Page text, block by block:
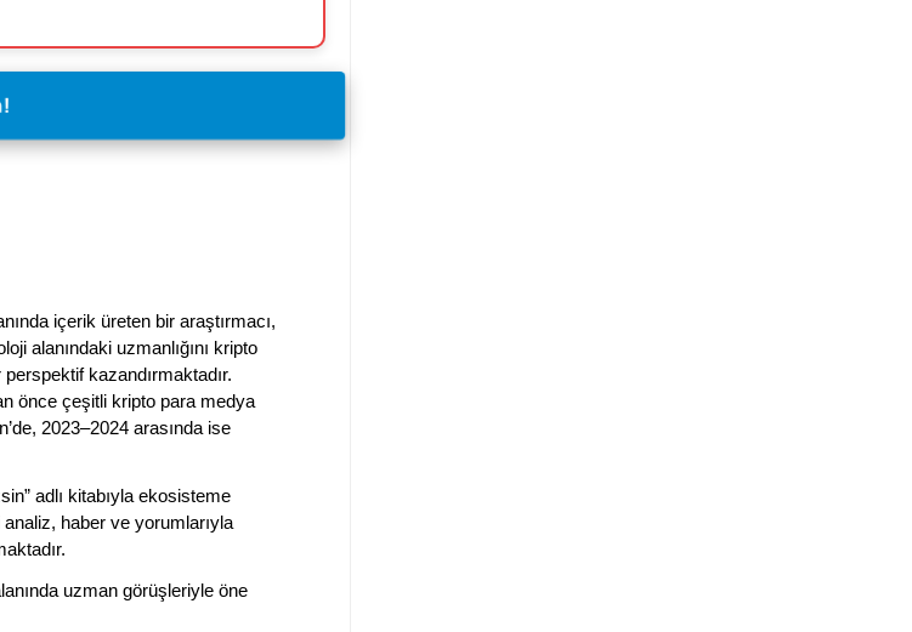
içerik üreten bir araştırmacı,
alanındaki uzmanlığını kripto
kazandırmaktadır.
önce çeşitli kripto para medya
2023–2024 arasında ise
adlı kitabıyla ekosisteme
haber ve yorumlarıyla
uzman görüşleriyle öne